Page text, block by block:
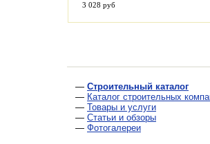
3 028 руб
— Строительный каталог
— Каталог строительных
— Товары и услуги
— Статьи и обзоры
— Фотогалереи